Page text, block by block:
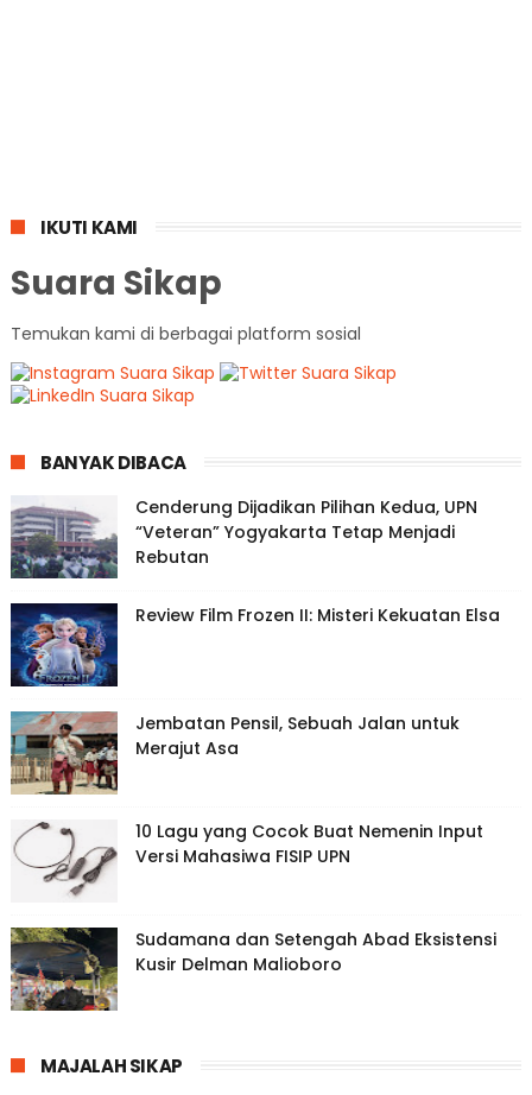
IKUTI KAMI
Suara Sikap
Temukan kami di berbagai platform sosial
BANYAK DIBACA
Cenderung Dijadikan Pilihan Kedua, UPN
“Veteran” Yogyakarta Tetap Menjadi
Rebutan
Review Film Frozen II: Misteri Kekuatan Elsa
Jembatan Pensil, Sebuah Jalan untuk
Merajut Asa
10 Lagu yang Cocok Buat Nemenin Input
Versi Mahasiwa FISIP UPN
Sudamana dan Setengah Abad Eksistensi
Kusir Delman Malioboro
MAJALAH SIKAP